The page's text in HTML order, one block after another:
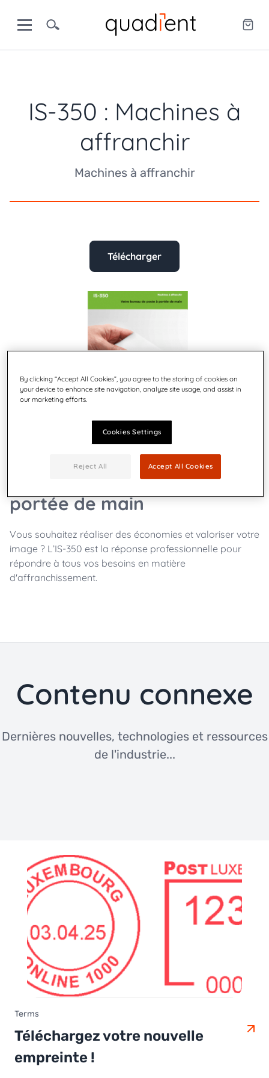
IS-350 : Machines à
affranchir
Machines à affranchir
Télécharger
Votre bureau de poste à
portée de main
Vous souhaitez réaliser des économies et valoriser votre
image ? L’IS-350 est la réponse professionnelle pour
répondre à tous vos besoins en matière
d'affranchissement.
Contenu connexe
Dernières nouvelles, technologies et ressources
de l'industrie...
Terms
Téléchargez votre nouvelle
empreinte !
By clicking “Accept All Cookies”, you agree to the storing of cookies on
your device to enhance site navigation, analyze site usage, and assist in
our marketing efforts.
Cookies Settings
Reject All Accept All Cookies